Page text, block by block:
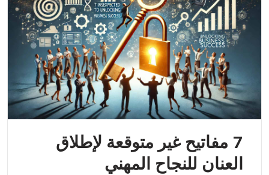
7 مفاتيح غير متوقعة لإطلاق
العنان للنجاح المهني